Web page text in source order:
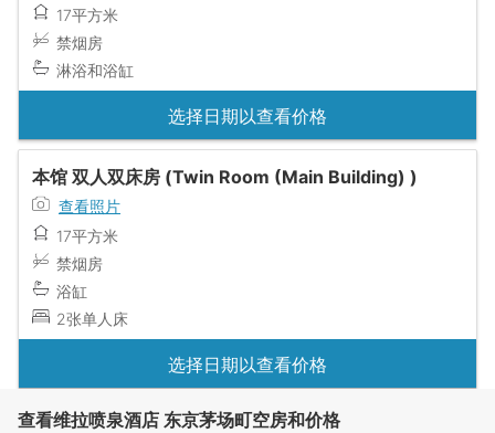
17平方米
禁烟房
淋浴和浴缸
选择日期以查看价格
本馆 双人双床房 (Twin Room (Main Building) )
查看照片
17平方米
禁烟房
浴缸
2张单人床
选择日期以查看价格
查看维拉喷泉酒店 东京茅场町空房和价格